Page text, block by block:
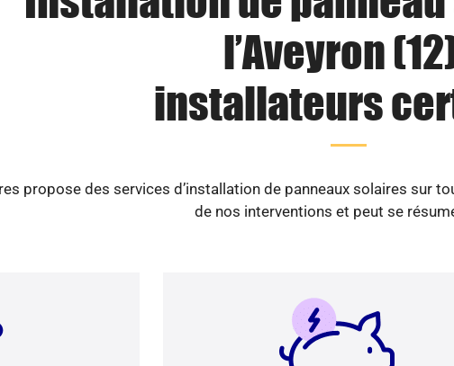
l’Aveyron
installateurs
propose des services d’installation de panneaux solaires sur
de nos interventions et peut se